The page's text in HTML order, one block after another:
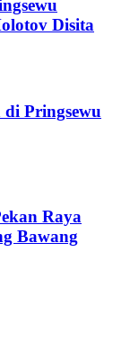
Disita
Pringsewu
Raya
Bawang